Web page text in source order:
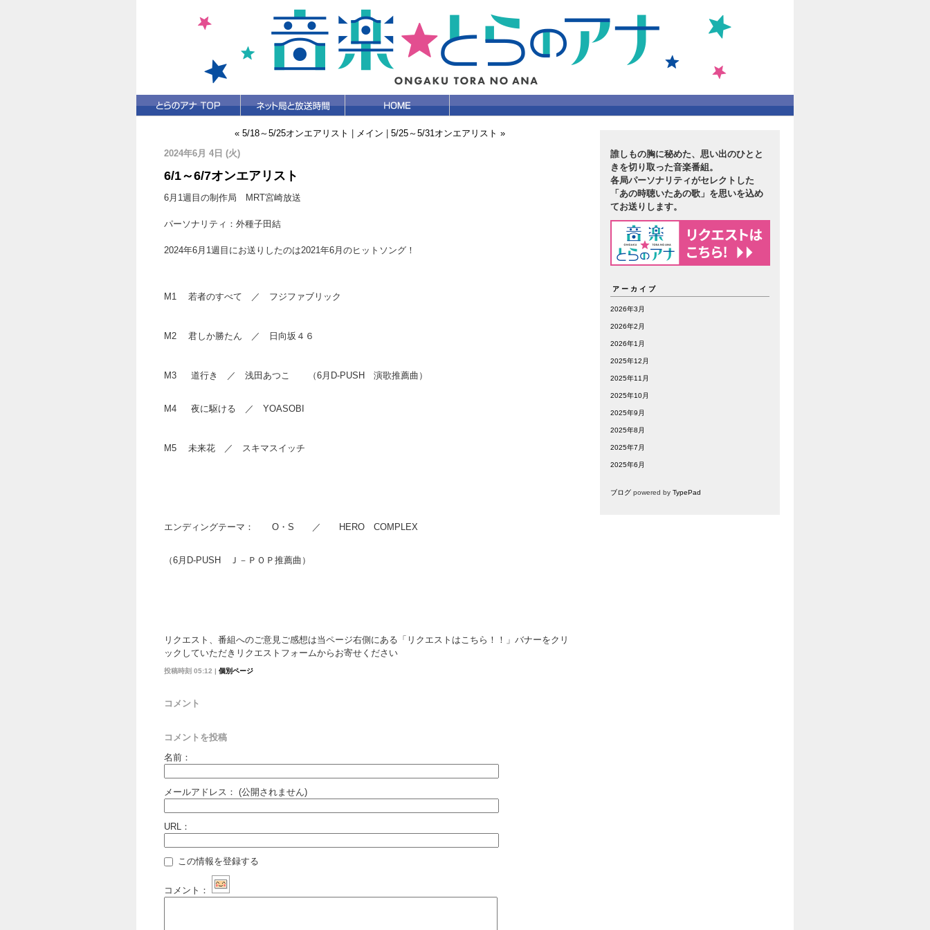
« 5/18～5/25オンエアリスト メイン
5/25～5/31オンエアリスト »
2024年6月 4日 (火)
6/1～6/7オンエアリスト
6月1週目の制作局 MRT宮崎放送
パーソナリティ：外種子田結
2024年6月1週目にお送りしたのは2021年6月のヒットソング！
M1 若者のすべて ／ フジファブリック
M2 君しか勝たん ／ 日向坂４６
M3 道行き ／ 浅田あつこ （6月D-PUSH 演歌推薦曲）
M4 夜に駆ける ／ YOASOBI
M5 未来花 ／ スキマスイッチ
エンディングテーマ： O・S ／ HERO COMPLEX
（6月D-PUSH Ｊ－ＰＯＰ推薦曲）
リクエスト、番組へのご意見ご感想は当ページ右側にある「リクエストはこちら！！」バナーをクリ
ックしていただきリクエストフォームからお寄せください
投稿時刻 05:12 | 個別ページ
コメント
コメントを投稿
名前：
メールアドレス： (公開されません)
URL：
この情報を登録する
コメント：
誰しもの胸に秘めた、思い出のひとと
きを切り取った音楽番組。
各局パーソナリティがセレクトした
「あの時聴いたあの歌」を思いを込め
てお送りします。
アーカイブ
2026年3月
2026年2月
2026年1月
2025年12月
2025年11月
2025年10月
2025年9月
2025年8月
2025年7月
2025年6月
ブログ powered by TypePad